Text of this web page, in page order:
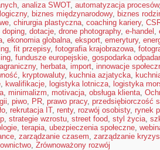
, analiza SWOT, automatyzacja procesów
, biznes międzynarodowy, biznes
, chirurgia plastyczna, coaching kariery,
doping, dotacje, drone photography, e-handel ,
, ekonomia globalna, eksport, emerytury,
, fit przepisy, fotografia krajobrazowa,
, fundusze europejskie, gospodarka
, herbata, import, innowacje
, kryptowaluty, kuchnia azjatycka,
, kwalifikacje, logistyka lotnicza, logistyka
, minimalizm, motivacja, obsługa klienta,
, piwo, PR, prawo pracy, przedsiębiorczość
, rekrutacja IT, renty, rozwój osobisty, rynek
, strategie wzrostu, street food, styl życia,
, terapia, ubezpieczenia społeczne,
, zarządzanie czasem, zarządzanie
, Zrównoważony rozwój